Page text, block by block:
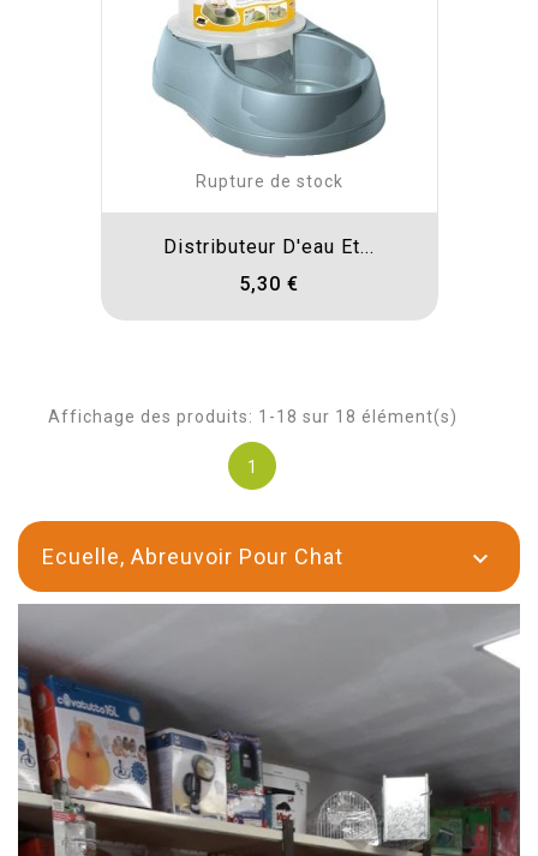
Rupture de stock
Distributeur D'eau Et...
5,30 €
Affichage des produits: 1-18 sur 18 élément(s)
1
Ecuelle, Abreuvoir Pour Chat 